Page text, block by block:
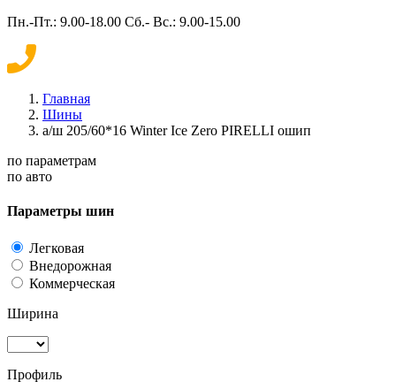
Пн.-Пт.: 9.00-18.00 Сб.- Вс.: 9.00-15.00
Главная
Шины
а/ш 205/60*16 Winter Ice Zero PIRELLI ошип
по параметрам
по авто
Параметры шин
Легковая
Внедорожная
Коммерческая
Ширина
Профиль